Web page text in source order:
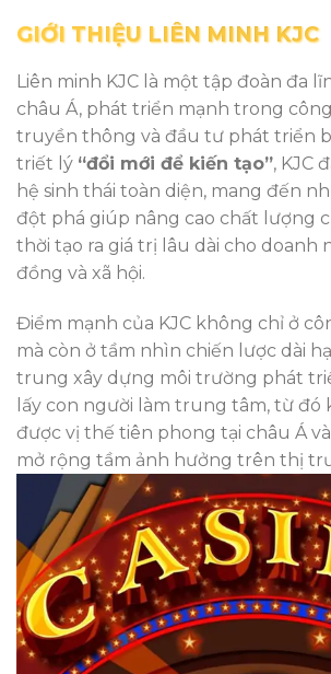
GIỚI THIỆU LIÊN MINH KJC
Liên minh KJC là một tập đoàn đa
châu Á, phát triển mạnh trong
truyền thông và đầu tư phát triển
triết lý “đổi mới để kiến tạo”, KJC
hệ sinh thái toàn diện, mang đến
đột phá giúp nâng cao chất lượng
thời tạo ra giá trị lâu dài cho doanh
đồng và xã hội.
Điểm mạnh của KJC không chỉ ở
mà còn ở tầm nhìn chiến lược dài
trung xây dựng môi trường phát
lấy con người làm trung tâm, từ đó
được vị thế tiên phong tại châu Á
mở rộng tầm ảnh hưởng trên thị